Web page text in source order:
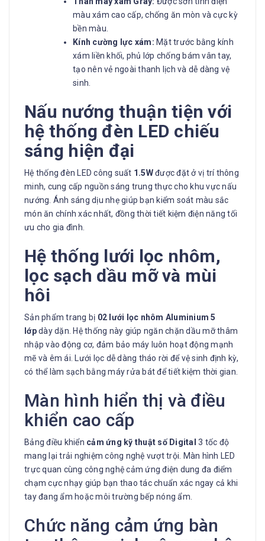
màu xám cao cấp, chống ăn mòn và cực kỳ
bền màu.
Kính cường lực xám: Mặt trước bằng kính
xám liền khối, phủ lớp chống bám vân tay,
tạo nên vẻ ngoài thanh lịch và dễ dàng vệ
sinh.
Nấu nướng thuận tiện với
hệ thống đèn LED chiếu
sáng hiện đại
Hệ thống đèn LED công suất 1.5Wđược đặt ở vị trí thông
minh, cung cấp nguồn sáng trung thực cho khu vực nấu
nướng. Ánh sáng dịu nhẹ giúp bạn kiểm soát màu sắc
món ăn chính xác nhất, đồng thời tiết kiệm điện năng tối
ưu cho gia đình.
Hệ thống lưới lọc nhôm,
lọc sạch dầu mỡ và mùi
hôi
Sản phẩm trang bị 02 lưới lọc nhôm Aluminium 5
lớpdày dặn. Hệ thống này giúp ngăn chặn dầu mỡ thâm
nhập vào động cơ, đảm bảo máy luôn hoạt động mạnh
mẽ và êm ái. Lưới lọc dễ dàng tháo rời để vệ sinh định kỳ,
có thể làm sạch bằng máy rửa bát để tiết kiệm thời gian.
Màn hình hiển thị và điều
khiển cao cấp
Bảng điều khiển cảm ứng kỹ thuật số Digital 3 tốc độ
mang lại trải nghiệm công nghệ vượt trội. Màn hình LED
trực quan cùng công nghệ cảm ứng điện dung đa điểm
chạm cực nhạy giúp bạn thao tác chuẩn xác ngay cả khi
tay đang ẩm hoặc môi trường bếp nóng ẩm.
Chức năng cảm ứng bàn